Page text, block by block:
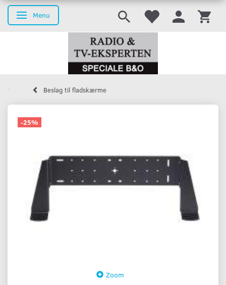
Skifte navigation
Menu
Beslag til fladskærme
-25%
Zoom